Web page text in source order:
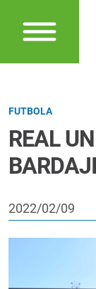
FUTBOLA
REAL
2022/02/09